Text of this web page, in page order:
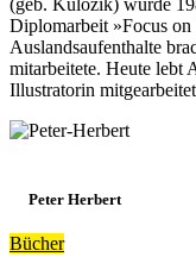
(geb. Kulozik) wurde
Diplomarbeit »Focus
Auslandsaufenthalte
mitarbeitete. Heute lebt
Illustratorin
Peter Herbert
Bücher